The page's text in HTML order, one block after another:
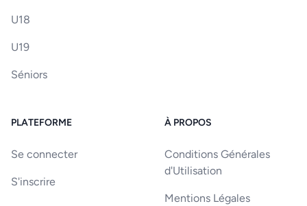
U18
U19
Séniors
PLATEFORME
Se connecter
S'inscrire
À PROPOS
Conditions Générales
d'Utilisation
Mentions Légales